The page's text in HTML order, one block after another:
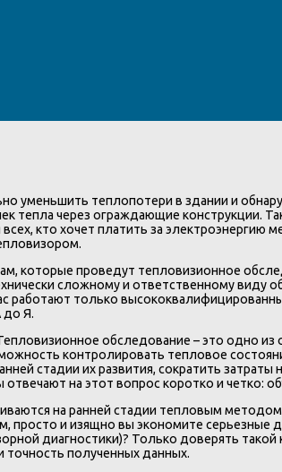
уменьшить теплопотери в здании и
тепла через ограждающие конструкции.
кто хочет платить за
которые проведут тепловизионное
сложному и ответственному виду
работают только
до Я.
обследование – это одно
контролировать тепловое
стадии их развития, сократить
на этот вопрос коротко и четко:
на ранней стадии тепловым
и изящно вы экономите серьезные
диагностики)? Только доверять
точность полученных данных.